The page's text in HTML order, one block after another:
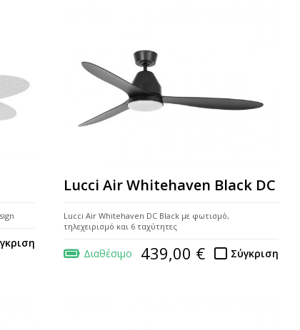
Lucci Air Whitehaven Black DC
Lucci Air Whitehaven DC Black με φωτισμό,
τηλεχειρισμό και 6 ταχύτητες
Διαθέσιμο Σύγκριση
439,00 €